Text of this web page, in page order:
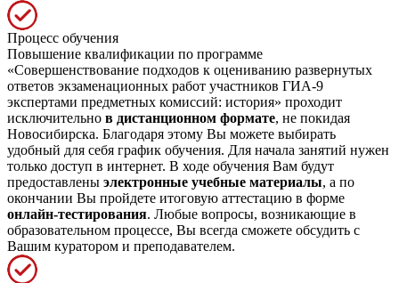
Процесс обучения
Повышение квалификации по программе
«Совершенствование подходов к оцениванию развернутых
ответов экзаменационных работ участников ГИА-9
экспертами предметных комиссий: история» проходит
исключительно в дистанционном формате, не покидая
Новосибирска. Благодаря этому Вы можете выбирать
удобный для себя график обучения. Для начала занятий нужен
только доступ в интернет. В ходе обучения Вам будут
предоставлены электронные учебные материалы, а по
окончании Вы пройдете итоговую аттестацию в форме
онлайн-тестирования. Любые вопросы, возникающие в
образовательном процессе, Вы всегда сможете обсудить с
Вашим куратором и преподавателем.